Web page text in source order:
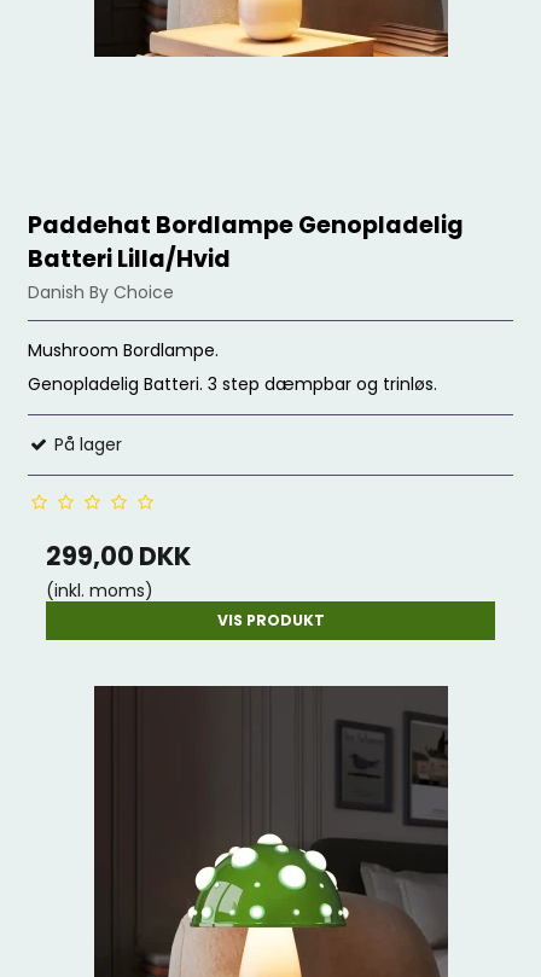
Paddehat Bordlampe Genopladelig
Batteri Lilla/Hvid
Danish By Choice
Mushroom Bordlampe.
Genopladelig Batteri. 3 step dæmpbar og trinløs.
På lager
299,00 DKK
(inkl. moms)
VIS PRODUKT